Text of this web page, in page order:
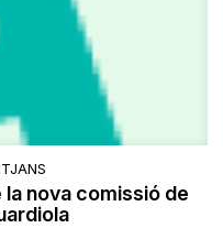
la nova comissió de